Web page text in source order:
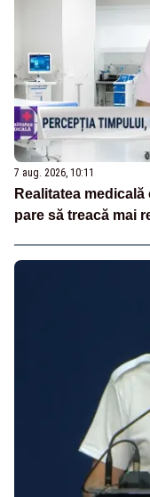
7 aug. 2026, 10:11
Realitatea
pare să treacă mai